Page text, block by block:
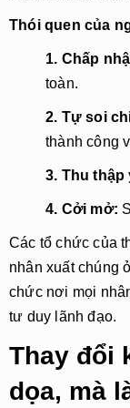
Thói quen của
1. Chấp
toàn.
2. Tự soi
thành công
3. Thu thập
4. Cởi mở:
Các tổ chức của
nhân xuất chúng
chức nơi mọi
tư duy lãnh đạo.
Thay đổi
dọa, mà